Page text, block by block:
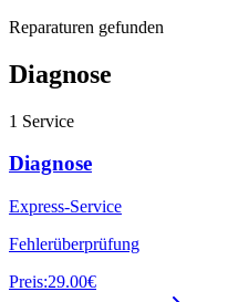
Reparaturen gefunden
Diagnose
1 Service
Diagnose
Express-Service
Fehlerüberprüfung
Preis:29.00€